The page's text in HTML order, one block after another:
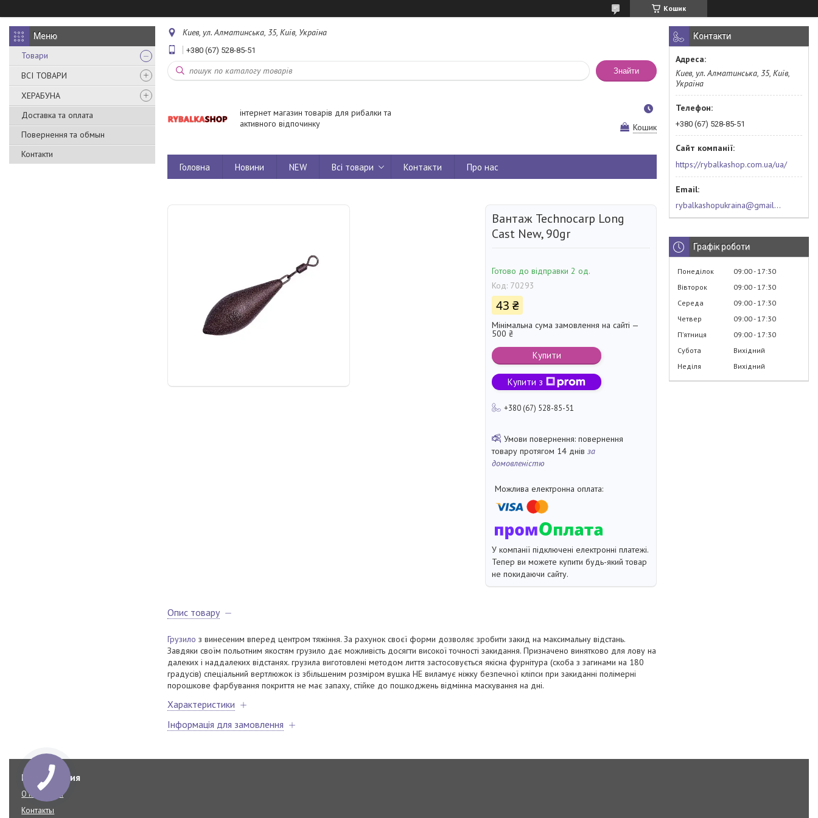
Кошик
Товари
ВСІ ТОВАРИ
ХЕРАБУНА
Доставка та оплата
Повернення та обмын
Контакти
Киев, ул. Алматинська, 35, Київ, Україна
+380 (67) 528-85-51
Знайти
інтернет магазин товарів для рибалки та
активного відпочинку
Кошик
Головна Новини NEW Всі товари Контакти Про нас
Вантаж Technocarp Long
Cast New, 90gr
Готово до відправки 2 од.
Код: 70293
43 ₴
Мінімальна сума замовлення на сайті —
500 ₴
Купити
Купити з
+380 (67) 528-85-51
повернення
товару протягом 14 днів за
домовленістю
У компанії підключені електронні платежі.
Тепер ви можете купити будь-який товар
не покидаючи сайту.
Опис товару
Грузило з винесеним вперед центром тяжіння. За рахунок своєї форми дозволяє зробити закид на максимальну відстань.
Завдяки своїм польотним якостям грузило дає можливість досягти високої точності закидання. Призначено винятково для лову на
далеких і наддалеких відстанях. грузила виготовлені методом лиття застосовується якісна фурнітура (скоба з загинами на 180
градусів) спеціальний вертлюжок із збільшеним розміром вушка НЕ виламує ніжку безпечної кліпси при закиданні полімерні
порошкове фарбування покриття не має запаху, стійке до пошкоджень відмінна маскування на дні.
Характеристики
Інформація для замовлення
Контакти
Киев, ул. Алматинська, 35, Київ,
Україна
+380 (67) 528-85-51
https://rybalkashop.com.ua/ua/
rybalkashopukraina@gmail.com
Графік роботи
Понеділок 09:00 17:30
Вівторок
09:00 17:30
Середа
09:00 17:30
Четвер
09:00 17:30
Пʼятниця
09:00 17:30
Субота
Вихідний
Неділя
Вихідний
Информация
О компании
Контакты